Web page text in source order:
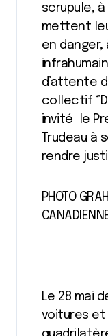
scrupule,
mettent
en danger,
d’attente
collectif
invité le
Trudeau à
rendre
PHOTO
Le 28 mai
voitures et